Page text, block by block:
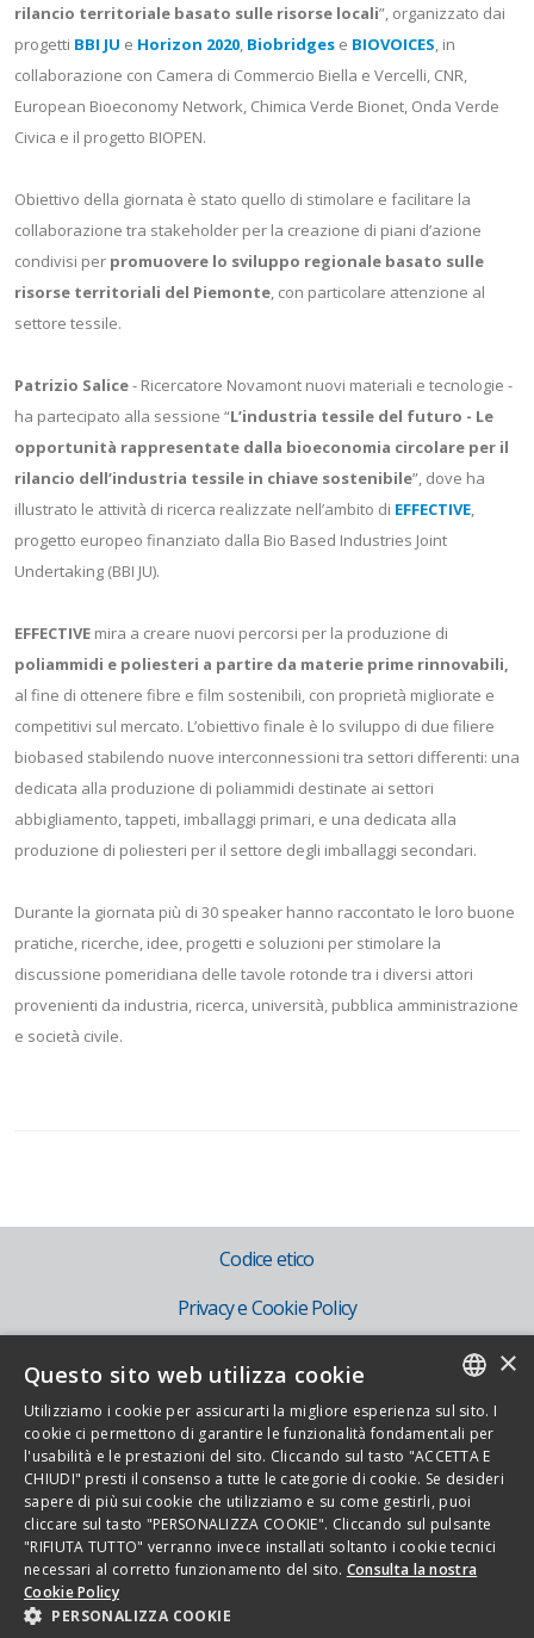
rilancio territoriale basato sulle risorse locali”, organizzato dai
progetti BBI JU e Horizon 2020, Biobridges e BIOVOICES, in
collaborazione con Camera di Commercio Biella e Vercelli, CNR,
European Bioeconomy Network, Chimica Verde Bionet, Onda Verde
Civica e il progetto BIOPEN.
Obiettivo della giornata è stato quello di stimolare e facilitare la
collaborazione tra stakeholder per la creazione di piani d’azione
condivisi per promuovere lo sviluppo regionale basato sulle
risorse territoriali del Piemonte, con particolare attenzione al
settore tessile.
Patrizio Salice- Ricercatore Novamont nuovi materiali e tecnologie -
ha partecipato alla sessione “L’industria tessile del futuro - Le
opportunità rappresentate dalla bioeconomia circolare per il
rilancio dell’industria tessile in chiave sostenibile”, dove ha
illustrato le attività di ricerca realizzate nell’ambito di EFFECTIVE,
progetto europeo finanziato dalla Bio Based Industries Joint
Undertaking (BBI JU).
EFFECTIVE mira a creare nuovi percorsi per la produzione di
poliammidi e poliesteri a partire da materie prime rinnovabili,
al fine di ottenere fibre e film sostenibili, con proprietà migliorate e
competitivi sul mercato. L’obiettivo finale è lo sviluppo di due filiere
biobased stabilendo nuove interconnessioni tra settori differenti: una
dedicata alla produzione di poliammidi destinate ai settori
abbigliamento, tappeti, imballaggi primari, e una dedicata alla
produzione di poliesteri per il settore degli imballaggi secondari.
Durante la giornata più di 30 speaker hanno raccontato le loro buone
pratiche, ricerche, idee, progetti e soluzioni per stimolare la
discussione pomeridiana delle tavole rotonde tra i diversi attori
provenienti da industria, ricerca, università, pubblica amministrazione
e società civile.
Codice etico
Privacy e Cookie Policy
IT
EN
Copyright 2026 - Novamont S.p.A. - Via G. Fauser 8, 28100 Novara - Italia -
Tel. 0321.699.611
Tutti i diritti riservati - P.Iva IT01593330036 - Cod.fisc. 08526630150
ITALIAN
ENGLISH
×
Questo sito web utilizza cookie
Utilizziamo i cookie per assicurarti la migliore esperienza sul sito. I
cookie ci permettono di garantire le funzionalità fondamentali per
l'usabilità e le prestazioni del sito. Cliccando sul tasto "ACCETTA E
CHIUDI" presti il consenso a tutte le categorie di cookie. Se desideri
sapere di più sui cookie che utilizziamo e su come gestirli, puoi
cliccare sul tasto "PERSONALIZZA COOKIE". Cliccando sul pulsante
"RIFIUTA TUTTO" verranno invece installati soltanto i cookie tecnici
necessari al corretto funzionamento del sito. Consulta la nostra
Cookie Policy
PERSONALIZZA COOKIE